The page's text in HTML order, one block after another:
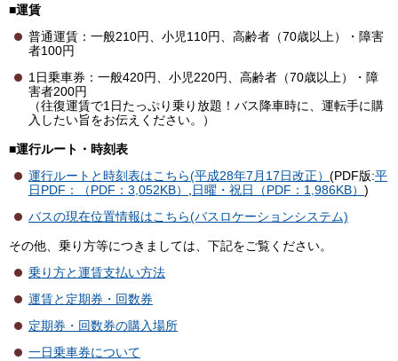
■運賃
普通運賃：一般210円、小児110円、高齢者（70歳以上）・障害
者100円
1日乗車券：一般420円、小児220円、高齢者（70歳以上）・障
害者200円
（往復運賃で1日たっぷり乗り放題！バス降車時に、運転手に購
入したい旨をお伝えください。）
■運行ルート・時刻表
運行ルートと時刻表はこちら(平成28年7月17日改正） (PDF版:平
日PDF：（PDF：3,052KB）
日曜・祝日（PDF：1,986KB） )
バスの現在位置情報はこちら(バスロケーションシステム)
その他、乗り方等につきましては、下記をご覧ください。
乗り方と運賃支払い方法
運賃と定期券・回数券
定期券・回数券の購入場所
一日乗車券について